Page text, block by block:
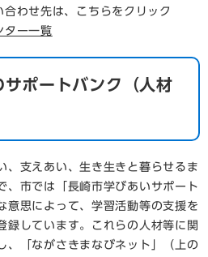
合わせ先は、こちらをクリック
ター一覧
ポートバンク（人材
、支えあい、生き生きと暮らせるま
、市では「長崎市学びあいサポート
意思によって、学習活動等の支援を
録しています。これらの人材等に関
、「ながさきまなびネット」（上の